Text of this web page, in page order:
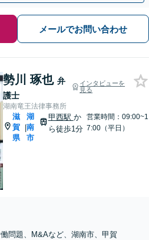
メールでお問い合わせ
勢川 琢也 弁
護士
インタビューを
見る
湖南竜王法律事務所
滋
賀
県
|
湖
南
市
甲西駅 か
ら徒歩1分
営業時間：09:00~1
7:00（平日）
問題、M&Aなど、湖南市、甲賀